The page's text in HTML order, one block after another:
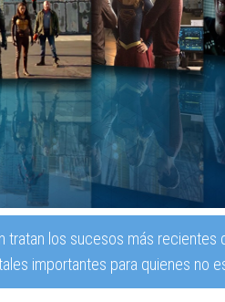
tratan los sucesos más recientes
importantes para quienes no